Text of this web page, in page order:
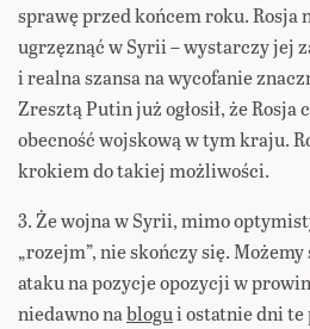
sprawę przed końcem roku. Rosja
ugrzęznąć w Syrii – wystarczy jej
i realna szansa na wycofanie
Zresztą Putin już ogłosił, że
obecność wojskową w tym kraju.
krokiem do takiej możliwości.
3. Że wojna w Syrii, mimo
„rozejm”, nie skończy się.
ataku na pozycje opozycji w
niedawno nablogui ostatnie dni